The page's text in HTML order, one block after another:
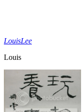
LouisLee
Louis